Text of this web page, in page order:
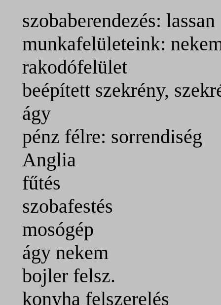
szobaberendezés: lassan
munkafelületeink:
rakodófelület
beépített szekrény,
ágy
pénz félre: sorrendiség
Anglia
fűtés
szobafestés
mosógép
ágy nekem
bojler felsz.
konyha